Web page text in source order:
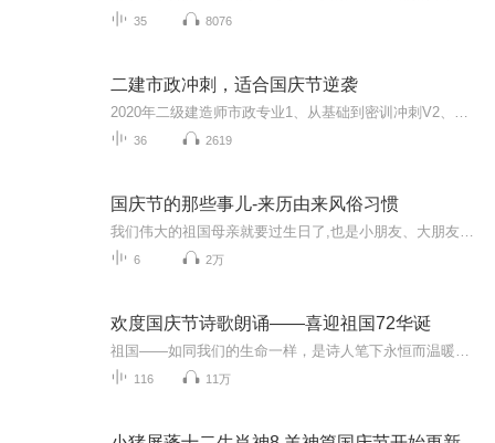
35 8076
二建市政冲刺，适合国庆节逆袭
36 2619
国庆节的那些事儿-来历由来风俗习惯
6 2万
欢度国庆节诗歌朗诵——喜迎祖国72华诞
116 11万